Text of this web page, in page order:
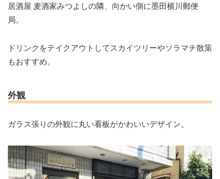
居酒屋 麦酒家みつよしの隣、向かい側に墨田横川郵便
局。
ドリンクをテイクアウトしてスカイツリーやソラマチ散策
もおすすめ。
外観
ガラス張りの外観に丸い看板がかわいいデザイン。